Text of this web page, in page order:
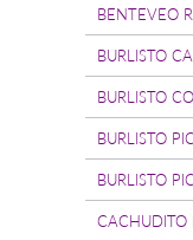
BENTEVEO
BURLISTO
BURLISTO
BURLISTO
BURLISTO
CACHUDITO